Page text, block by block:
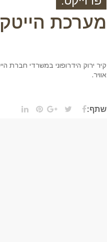
מערכת הייטק
אוויר.
שתף: